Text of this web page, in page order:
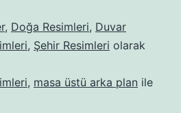
, Doğa Resimleri, Duvar
, Şehir Resimleri olarak
, masa üstü arka plan ile